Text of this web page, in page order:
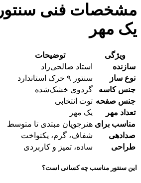
مشخصات فنی
یک مهر
ویژگی
توضیحات
سازنده
استاد صالحی‌راد
نوع ساز
سنتور ۹ خرک استاندارد
جنس کاسه
گردوی خشک‌شده
جنس صفحه توت انتخابی
تعداد مهر
یک مهر
مناسب برای هنرجویان مبتدی تا متوسط
صدادهی
شفاف، گرم، یکنواخت
طراحی
ساده، تمیز و کاربردی
این سنتور مناسب چه کسانی است؟